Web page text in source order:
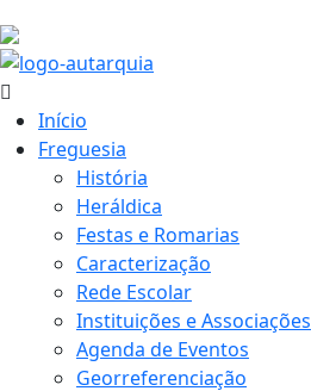
Início
Freguesia
História
Heráldica
Festas e Romarias
Caracterização
Rede Escolar
Instituições e Associações
Agenda de Eventos
Georreferenciação